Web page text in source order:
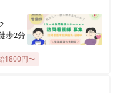
歩2分
1800円〜